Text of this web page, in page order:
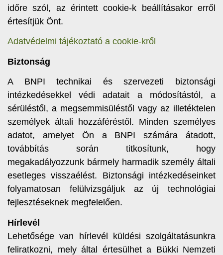
időre szól, az érintett cookie-k beállításakor erről
értesítjük Önt.
Adatvédelmi tájékoztató a cookie-kről
Biztonság
A BNPI technikai és szervezeti biztonsági
intézkedésekkel védi adatait a módosítástól, a
sérüléstől, a megsemmisüléstől vagy az illetéktelen
személyek általi hozzáféréstől. Minden személyes
adatot, amelyet Ön a BNPI számára átadott,
továbbítás során titkosítunk, hogy
megakadályozzunk bármely harmadik személy általi
esetleges visszaélést. Biztonsági intézkedéseinket
folyamatosan felülvizsgáljuk az új technológiai
fejlesztéseknek megfelelően.
Hírlevél
Lehetősége van hírlevél küldési szolgáltatásunkra
feliratkozni, mely által értesülhet a Bükki Nemzeti